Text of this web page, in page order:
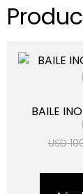
BAILE
USD